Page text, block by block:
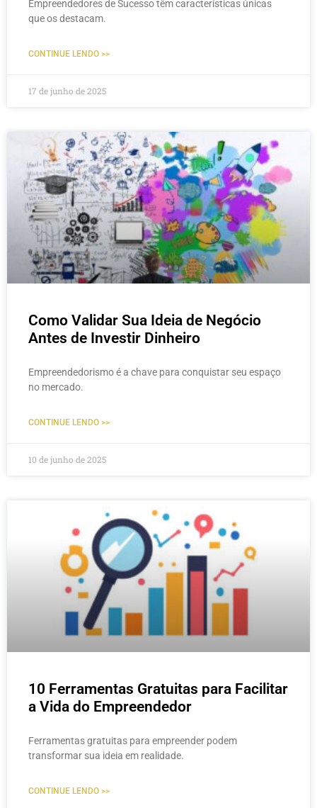
Empreendedores de Sucesso têm características únicas
que os destacam.
CONTINUE LENDO >>
17 de junho de 2025
Como Validar Sua Ideia de Negócio
Antes de Investir Dinheiro
Empreendedorismo é a chave para conquistar seu espaço
no mercado.
CONTINUE LENDO >>
10 de junho de 2025
10 Ferramentas Gratuitas para Facilitar
a Vida do Empreendedor
Ferramentas gratuitas para empreender podem
transformar sua ideia em realidade.
CONTINUE LENDO >>